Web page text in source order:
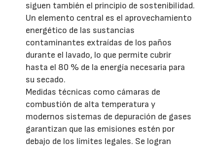
siguen también el principio de sostenibilidad.
Un elemento central es el aprovechamiento
energético de las sustancias
contaminantes extraídas de los paños
durante el lavado, lo que permite cubrir
hasta el 80 % de la energía necesaria para
su secado.
Medidas técnicas como cámaras de
combustión de alta temperatura y
modernos sistemas de depuración de gases
garantizan que las emisiones estén por
debajo de los límites legales. Se logran